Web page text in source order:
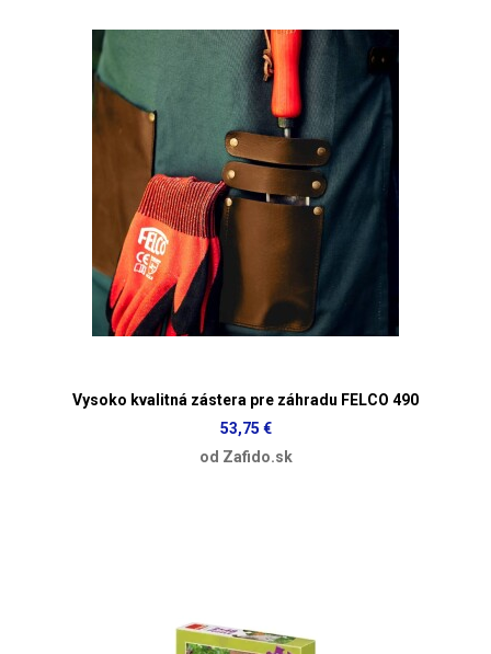
Vysoko kvalitná zástera pre záhradu FELCO 490
53,75 €
od Zafido.sk